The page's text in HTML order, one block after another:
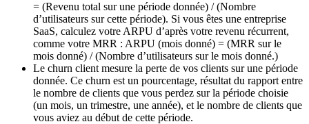
= (Revenu total sur une période donnée) / (Nombre
d’utilisateurs sur cette période). Si vous êtes une entreprise
SaaS, calculez votre ARPU d’après votre revenu récurrent,
comme votre MRR : ARPU (mois donné) = (MRR sur le
mois donné) / (Nombre d’utilisateurs sur le mois donné.)
Le churn client mesure la perte de vos clients sur une période
donnée. Ce churn est un pourcentage, résultat du rapport entre
le nombre de clients que vous perdez sur la période choisie
(un mois, un trimestre, une année), et le nombre de clients que
vous aviez au début de cette période.